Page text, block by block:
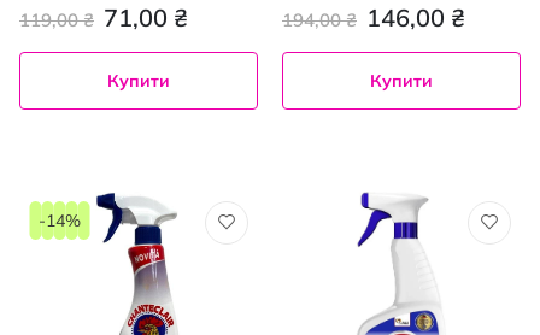
71,00 ₴
119,00 ₴
Купити
146,00 ₴
194,00 ₴
Купити
-14%